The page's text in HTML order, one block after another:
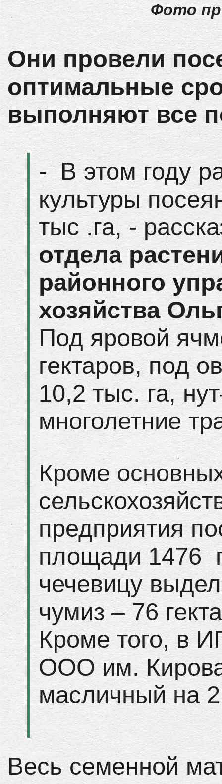
Фото
Они провели
оптимальные
выполняют все
- В этом году
культуры
тыс .га, -
отдела
районного
хозяйства
Под яровой
гектаров, под
10,2 тыс. га,
многолетние
Кроме
предприятия
площади 1476
чечевицу
чумиз – 76
Кроме того, в
ООО им.
масличный на
Весь семенной